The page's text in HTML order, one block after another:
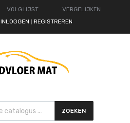
VOLGLIJST
VERGELIJKEN
INLOGGEN REGISTREREN
ZOEKEN